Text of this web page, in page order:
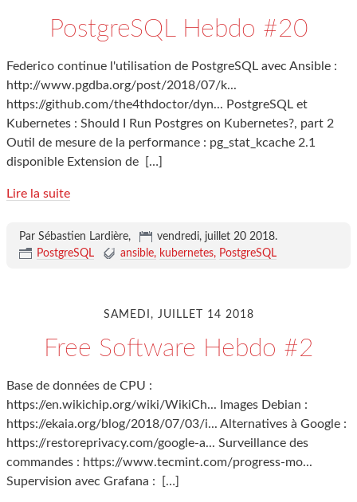
PostgreSQL Hebdo #20
Federico continue l'utilisation de PostgreSQL avec Ansible :
http://www.pgdba.org/post/2018/07/k...
https://github.com/the4thdoctor/dyn... PostgreSQL et
Kubernetes : Should I Run Postgres on Kubernetes?, part 2
Outil de mesure de la performance : pg_stat_kcache 2.1
disponible Extension de
[…]
Lire la suite
Par Sébastien Lardière, vendredi, juillet 20 2018.
PostgreSQL
ansible kubernetes PostgreSQL
SAMEDI, JUILLET 14 2018
Free Software Hebdo #2
Base de données de CPU :
https://en.wikichip.org/wiki/WikiCh... Images Debian :
https://ekaia.org/blog/2018/07/03/i... Alternatives à Google :
https://restoreprivacy.com/google-a... Surveillance des
commandes : https://www.tecmint.com/progress-mo...
Supervision avec Grafana :
[…]